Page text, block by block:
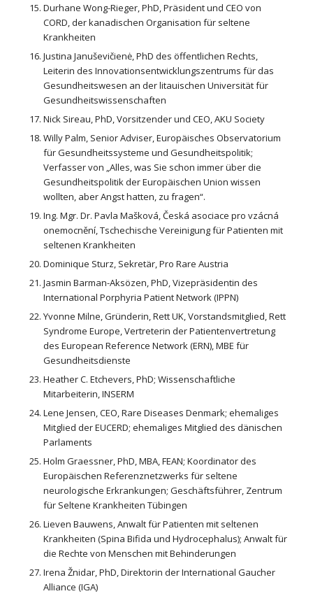
Durhane Wong-Rieger, PhD, Präsident und CEO von
CORD, der kanadischen Organisation für seltene
Krankheiten
Justina Januševičienė, PhD des öffentlichen Rechts,
Leiterin des Innovationsentwicklungszentrums für das
Gesundheitswesen an der litauischen Universität für
Gesundheitswissenschaften
Nick Sireau, PhD, Vorsitzender und CEO, AKU Society
Willy Palm, Senior Adviser, Europäisches Observatorium
für Gesundheitssysteme und Gesundheitspolitik;
Verfasser von „Alles, was Sie schon immer über die
Gesundheitspolitik der Europäischen Union wissen
wollten, aber Angst hatten, zu fragen“.
Ing. Mgr. Dr. Pavla Mašková, Česká asociace pro vzácná
onemocnění, Tschechische Vereinigung für Patienten mit
seltenen Krankheiten
Dominique Sturz, Sekretär, Pro Rare Austria
Jasmin Barman-Aksözen, PhD, Vizepräsidentin des
International Porphyria Patient Network (IPPN)
Yvonne Milne, Gründerin, Rett UK, Vorstandsmitglied, Rett
Syndrome Europe, Vertreterin der Patientenvertretung
des European Reference Network (ERN), MBE für
Gesundheitsdienste
Heather C. Etchevers, PhD; Wissenschaftliche
Mitarbeiterin, INSERM
Lene Jensen, CEO, Rare Diseases Denmark; ehemaliges
Mitglied der EUCERD; ehemaliges Mitglied des dänischen
Parlaments
Holm Graessner, PhD, MBA, FEAN; Koordinator des
Europäischen Referenznetzwerks für seltene
neurologische Erkrankungen; Geschäftsführer, Zentrum
für Seltene Krankheiten Tübingen
Lieven Bauwens, Anwalt für Patienten mit seltenen
Krankheiten (Spina Bifida und Hydrocephalus); Anwalt für
die Rechte von Menschen mit Behinderungen
Irena Žnidar, PhD, Direktorin der International Gaucher
Alliance (IGA)